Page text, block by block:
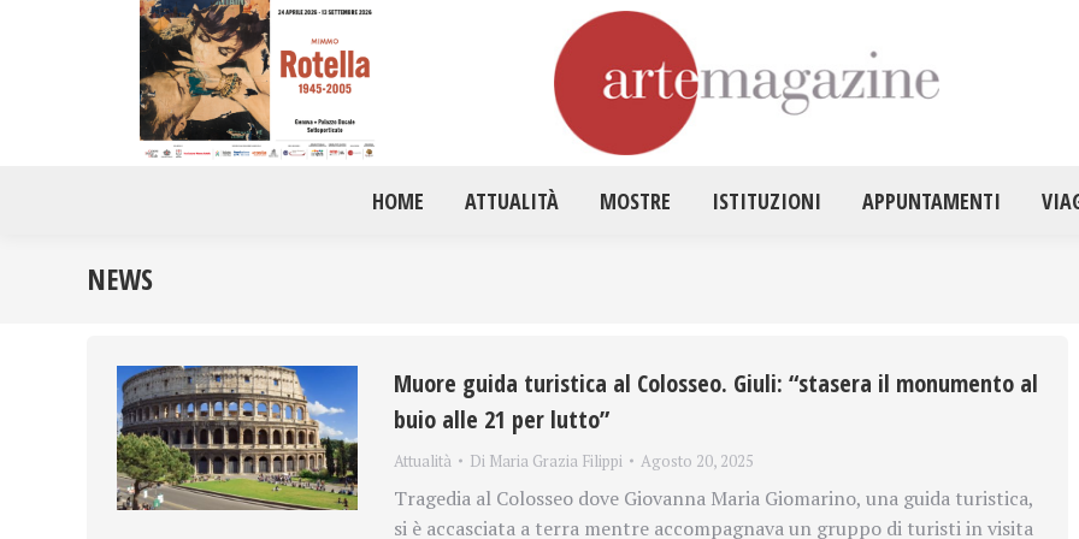
HOME ATTUALITÀ MOSTRE ISTITUZIONI APPUNTAMENTI
NEWS
Muore guida turistica al Colosseo. Giuli: “stasera il monumento al
buio alle 21 per lutto”
Attualità Di Maria Grazia Filippi Agosto 20, 2025
Tragedia al Colosseo dove Giovanna Maria Giomarino, una guida turistica,
si è accasciata a terra mentre accompagnava un gruppo di turisti in visita
HOME